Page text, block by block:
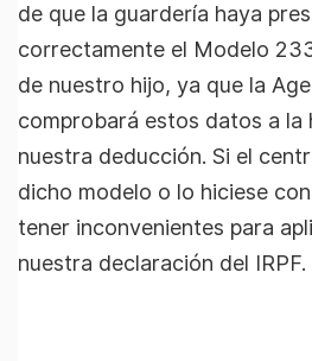
de que la guardería haya
correctamente el Modelo
de nuestro hijo, ya que la
comprobará estos datos a la
nuestra deducción. Si el
dicho modelo o lo hiciese
tener inconvenientes para
nuestra declaración del IRPF.